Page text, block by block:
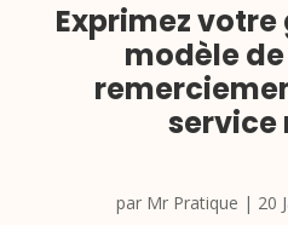
Exprimez
modèle
service
par Mr Pratique | 20